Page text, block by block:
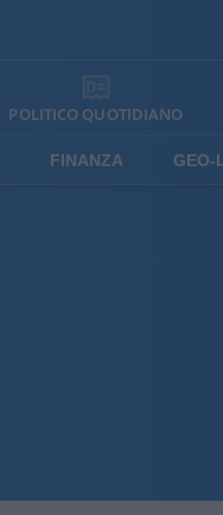
POLITICO QUOTIDIANO
FINANZA GEO-